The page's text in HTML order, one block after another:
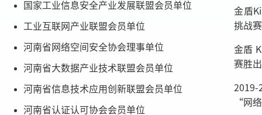
国家工业信息安全产业发展联盟会员单位
工业互联网产业联盟会员单位
河南省网络空间安全协会理事单位
河南省大数据产业技术联盟会员单位
河南省信息技术应用创新联盟会员单位
河南省认证认可协会会员单位
金盾
挑战
金盾
赛胜
2019-
“网